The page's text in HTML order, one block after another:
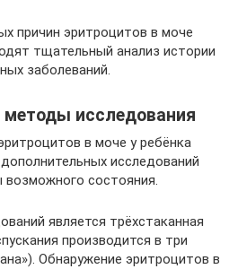
причин эритроцитов в моче
тщательный анализ истории
заболеваний.
исследования
в моче у ребёнка
исследований
возможного состояния.
является трёхстаканная
производится в три
Обнаружение эритроцитов в